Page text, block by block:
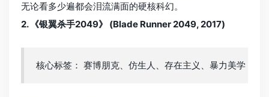
无论看多少遍都会泪流满面的硬核科幻。
2. 《银翼杀手2049》 (Blade Runner 2049, 2017)
核心标签： 赛博朋克、仿生人、存在主义、暴力美学